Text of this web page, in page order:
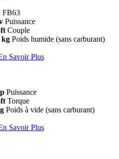
FB63
Puissance
Couple
kg Poids humide (sans carburant)
Savoir Plus
Puissance
Torque
Poids à vide (sans carburant)
Savoir Plus